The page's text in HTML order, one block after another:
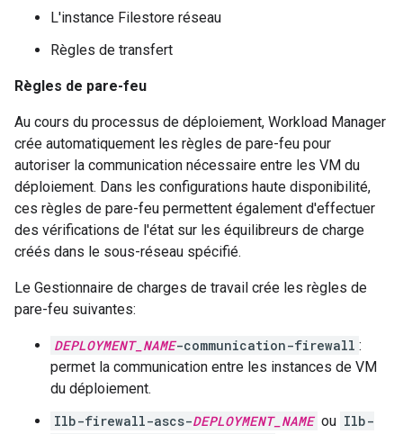
L'instance Filestore réseau
Règles de transfert
Règles de pare-feu
Au cours du processus de déploiement, Workload Manager
crée automatiquement les règles de pare-feu pour
autoriser la communication nécessaire entre les VM du
déploiement. Dans les configurations haute disponibilité,
ces règles de pare-feu permettent également d'effectuer
des vérifications de l'état sur les équilibreurs de charge
créés dans le sous-réseau spécifié.
Le Gestionnaire de charges de travail crée les règles de
pare-feu suivantes:
DEPLOYMENT_NAME-communication-firewall :
permet la communication entre les instances de VM
du déploiement.
Ilb-firewall-ascs-DEPLOYMENT_NAME ou Ilb-